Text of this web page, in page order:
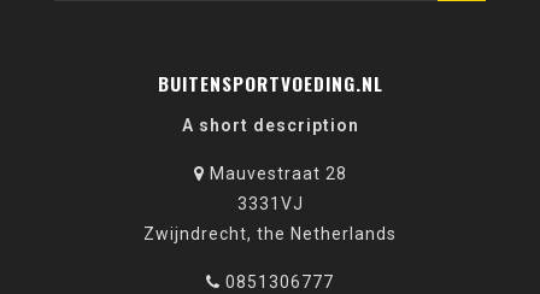
BUITENSPORTVOEDING.NL
A short description
Mauvestraat 28
3331VJ
Zwijndrecht, the Netherlands
0851306777